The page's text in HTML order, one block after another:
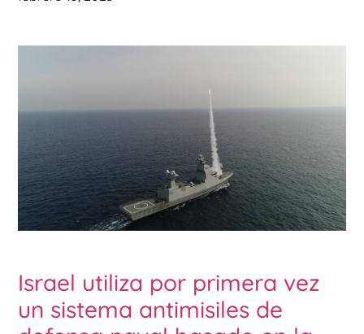
Israel utiliza por primera vez
un sistema antimisiles de